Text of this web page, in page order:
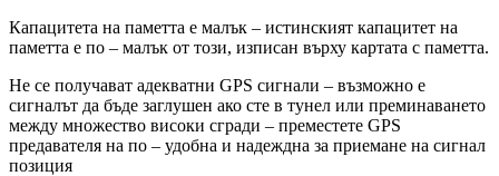
Капацитета на паметта е малък – истинският капацитет на
паметта е по – малък от този, изписан върху картата с паметта.
Не се получават адекватни GPS сигнали – възможно е
сигналът да бъде заглушен ако сте в тунел или преминаването
между множество високи сгради – преместете GPS
предавателя на по – удобна и надеждна за приемане на сигнал
позиция